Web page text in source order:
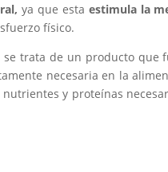
ya que esta estimula la
físico.
trata de un producto
necesaria en la
y proteínas